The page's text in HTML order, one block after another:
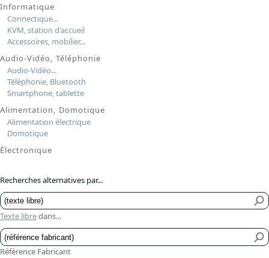
Informatique
Connectique...
KVM, station d'accueil
Accessoires, mobilier...
Audio-Vidéo, Téléphonie
Audio-Vidéo...
Téléphonie, Bluetooth
Smartphone, tablette
Alimentation, Domotique
Alimentation électrique
Domotique
Électronique
Recherches alternatives par...
Texte libredans...
Référence Fabricant